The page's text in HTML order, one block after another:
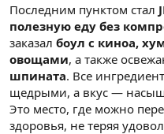
Последним пунктом стал
полезную еду без
заказал боул с киноа,
овощами, а также
шпината. Все
щедрыми, а вкус —
Это место, где можно
здоровья, не теряя